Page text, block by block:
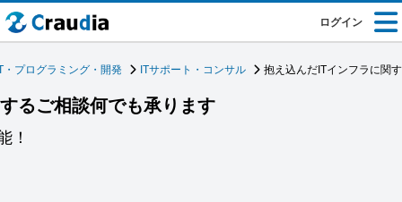
ログイン
・プログラミング・開発 ITサポート・コンサル 抱え込んだITインフラに関
るご相談何でも承ります
！